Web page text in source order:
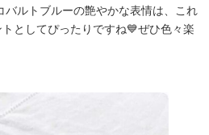
バルトブルーの艶やかな表情は、これ
としてぴったりですね💙ぜひ色々楽